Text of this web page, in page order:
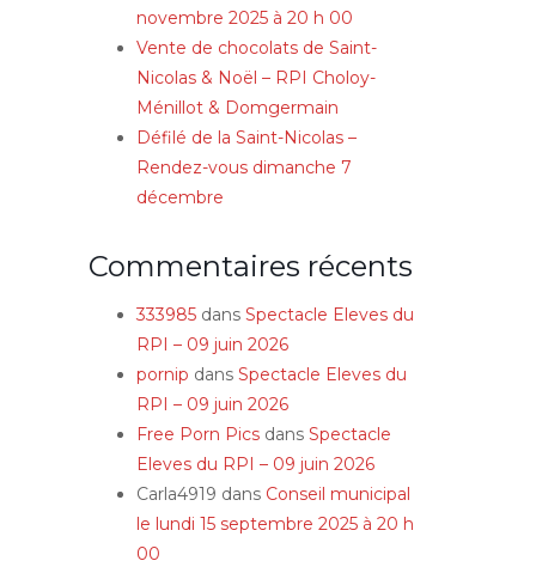
novembre 2025 à 20 h 00
Vente de chocolats de Saint-
Nicolas & Noël – RPI Choloy-
Ménillot & Domgermain
Défilé de la Saint-Nicolas –
Rendez-vous dimanche 7
décembre
Commentaires récents
333985 dans Spectacle Eleves du
RPI – 09 juin 2026
pornip dans Spectacle Eleves du
RPI – 09 juin 2026
Free Porn Pics dans Spectacle
Eleves du RPI – 09 juin 2026
Carla4919 dans Conseil municipal
le lundi 15 septembre 2025 à 20 h
00